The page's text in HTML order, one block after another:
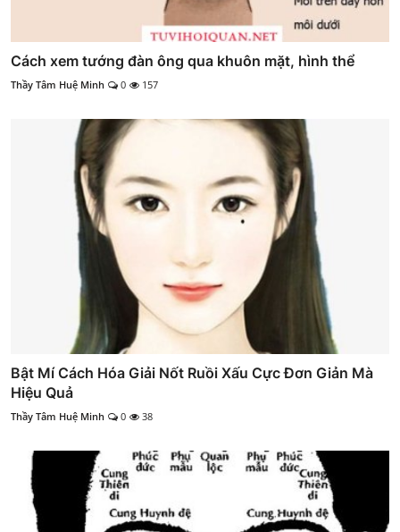
Cách xem tướng đàn ông qua khuôn mặt, hình thể
Thầy Tâm Huệ Minh 0 157
Bật Mí Cách Hóa Giải Nốt Ruồi Xấu Cực Đơn Giản Mà
Hiệu Quả
Thầy Tâm Huệ Minh 0 38